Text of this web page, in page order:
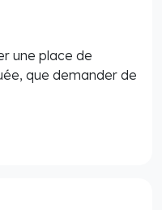
une place de
que demander de